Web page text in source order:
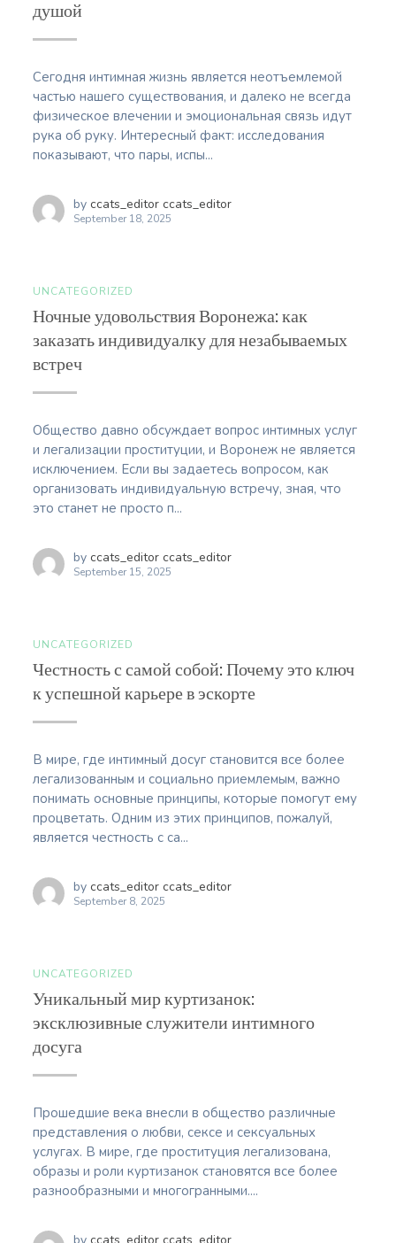
душой
Сегодня интимная жизнь является неотъемлемой
частью нашего существования, и далеко не всегда
физическое влечении и эмоциональная связь идут
рука об руку. Интересный факт: исследования
показывают, что пары, испы...
by ccats_editor ccats_editor
September 18, 2025
UNCATEGORIZED
Ночные удовольствия Воронежа: как
заказать индивидуалку для незабываемых
встреч
Общество давно обсуждает вопрос интимных услуг
и легализации проституции, и Воронеж не является
исключением. Если вы задаетесь вопросом, как
организовать индивидуальную встречу, зная, что
это станет не просто п...
by ccats_editor ccats_editor
September 15, 2025
UNCATEGORIZED
Честность с самой собой: Почему это ключ
к успешной карьере в эскорте
В мире, где интимный досуг становится все более
легализованным и социально приемлемым, важно
понимать основные принципы, которые помогут ему
процветать. Одним из этих принципов, пожалуй,
является честность с са...
by ccats_editor ccats_editor
September 8, 2025
UNCATEGORIZED
Уникальный мир куртизанок:
эксклюзивные служители интимного
досуга
Прошедшие века внесли в общество различные
представления о любви, сексе и сексуальных
услугах. В мире, где проституция легализована,
образы и роли куртизанок становятся все более
разнообразными и многогранными....
by ccats_editor ccats_editor